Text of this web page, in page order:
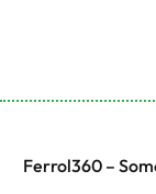
Ferrol360 –